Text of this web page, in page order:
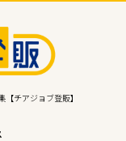
チアジョブ登販】